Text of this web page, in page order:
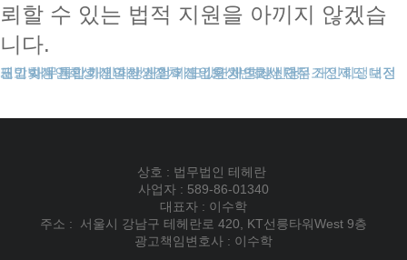
뢰할 수 있는 법적 지원을 아끼지 않겠습
니다.
도박빚개인회생 개인회생절차 개인회생변호사 채무조정제도
대전개인회생 개인회생파산 개인회생비용 개인회생단점
개인회생보정권고 채무통합 개인회생신청 카드값연체 회생신청
상호 : 법무법인 테헤란
사업자 : 589-86-01340
대표자 : 이수학
주소 : 서울시 강남구 테헤란로 420, KT선릉타워West 9층
광고책임변호사 : 이수학